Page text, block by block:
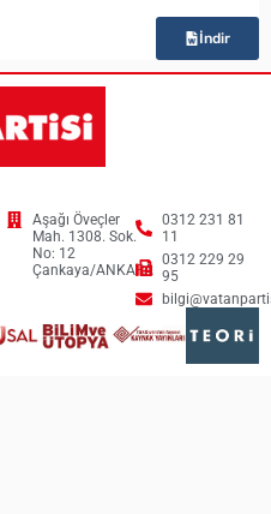
İndir
Aşağı Öveçler
Mah. 1308. Sok.
No: 12
Çankaya/ANKARA
0312 231 81
11
0312 229 29
95